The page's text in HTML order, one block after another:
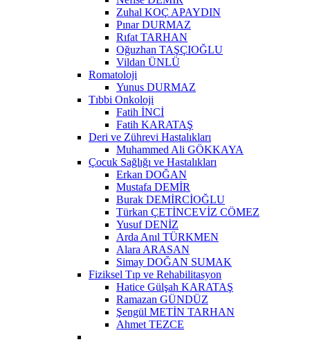
Zuhal KOÇ APAYDIN
Pınar DURMAZ
Rıfat TARHAN
Oğuzhan TAŞÇIOĞLU
Vildan ÜNLÜ
Romatoloji
Yunus DURMAZ
Tıbbi Onkoloji
Fatih İNCİ
Fatih KARATAŞ
Deri ve Zührevi Hastalıkları
Muhammed Ali GÖKKAYA
Çocuk Sağlığı ve Hastalıkları
Erkan DOĞAN
Mustafa DEMİR
Burak DEMİRCİOĞLU
Türkan ÇETİNCEVİZ CÖMEZ
Yusuf DENİZ
Arda Anıl TÜRKMEN
Alara ARASAN
Simay DOĞAN SUMAK
Fiziksel Tıp ve Rehabilitasyon
Hatice Gülşah KARATAŞ
Ramazan GÜNDÜZ
Şengül METİN TARHAN
Ahmet TEZCE